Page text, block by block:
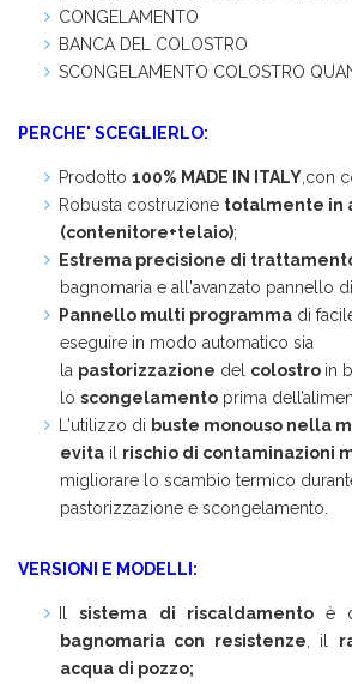
CONGELAMENTO
BANCA DEL COLOSTRO
SCONGELAMENTO COLOSTRO
PERCHE' SCEGLIERLO:
Prodotto 100% MADE IN ITALY,con
Robusta costruzione totalmente in
(contenitore+telaio);
Estrema precisione di
bagnomaria e all'avanzato pannello
Pannello multi programmadi
eseguire in modo automatico sia
la pastorizzazione del colostro in
lo scongelamentoprima
L'utilizzo di buste monouso nella
evitail rischio di contaminazioni
migliorare lo scambio termico
pastorizzazione e scongelamento.
VERSIONI E MODELLI:
Ilsistema di riscaldamento è
bagnomaria con resistenze , il
acqua di pozzo;